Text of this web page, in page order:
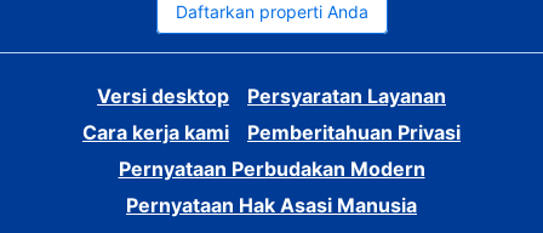
Daftarkan properti Anda
Versi desktop
Persyaratan Layanan
Cara kerja kami
Pemberitahuan Privasi
Pernyataan Perbudakan Modern
Pernyataan Hak Asasi Manusia